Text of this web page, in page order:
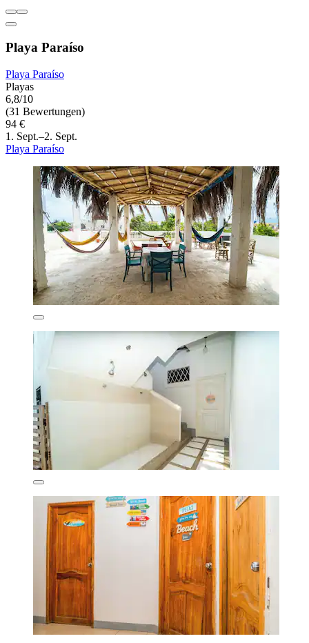
Playa Paraíso
Playa Paraíso
Playas
6,8/10
(31 Bewertungen)
94 €
1. Sept.–2. Sept.
Playa Paraíso